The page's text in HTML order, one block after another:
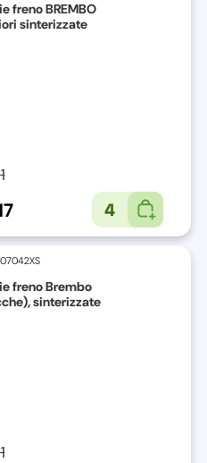
freno BREMBO
sinterizzate
4
07042XS
freno Brembo
sinterizzate